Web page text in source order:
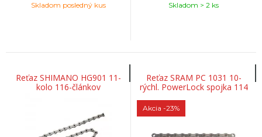
Skladom posledný kus Skladom > 2 ks
Reťaz SHIMANO HG901 11-
kolo 116-článkov
Reťaz SRAM PC 1031 10-
rýchl. PowerLock spojka 114
Akcia -23%